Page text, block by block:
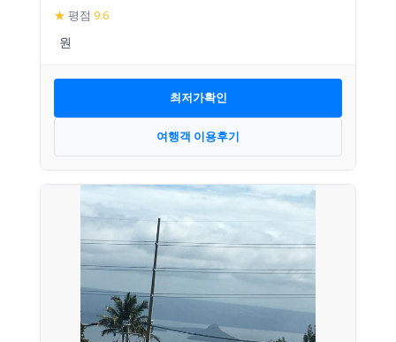
★ 평점 9.6
최저가확인
여행객 이용후기